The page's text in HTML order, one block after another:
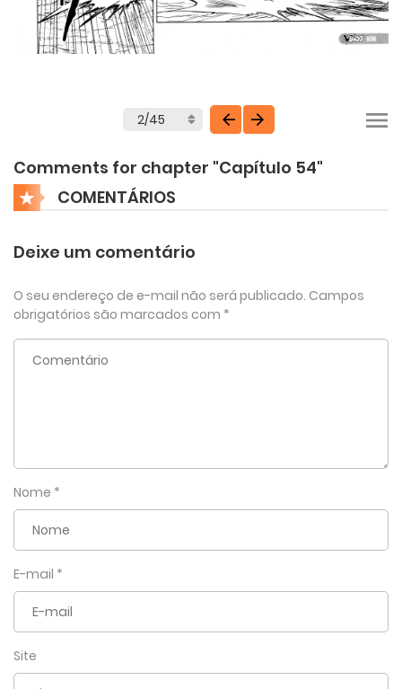
Comments for chapter "Capítulo 54"
COMENTÁRIOS
Deixe um comentário
O seu endereço de e-mail não será publicado. Campos
obrigatórios são marcados com *
Nome *
E-mail *
Site